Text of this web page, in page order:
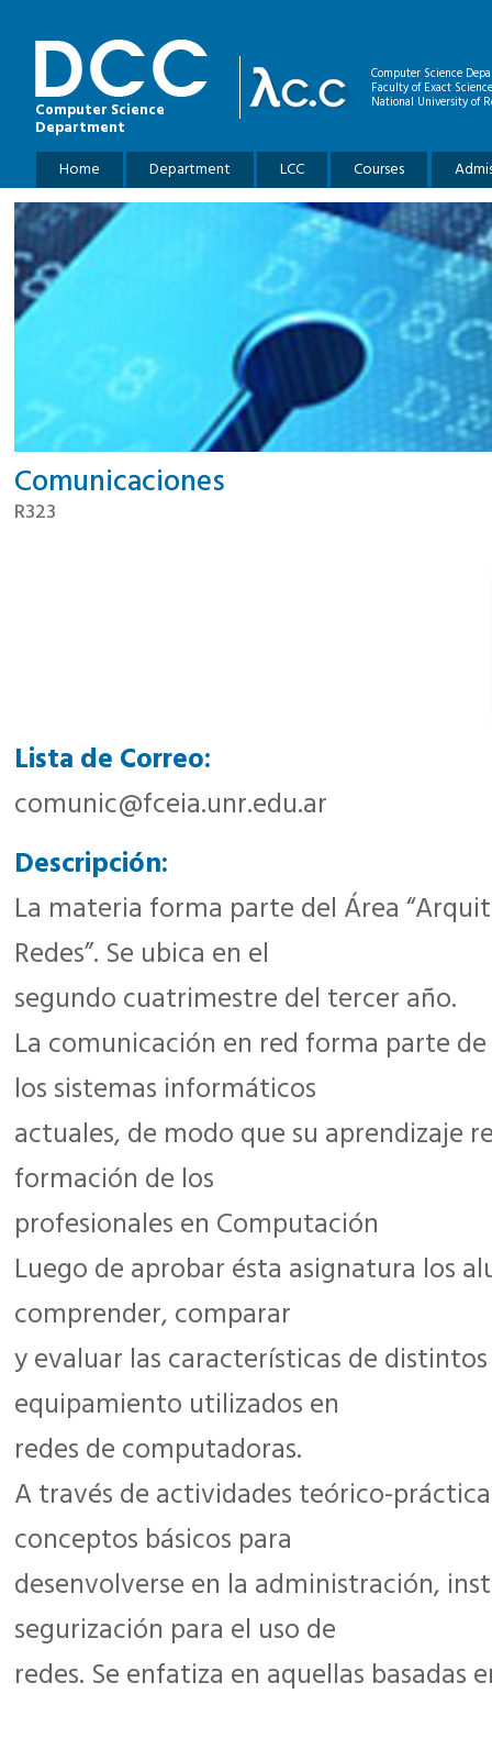
Computer Science
Department
Computer Science
Faculty of Exact
National University of
Main menu
Home Department LCC Courses
Comunicaciones
R323
Lista de Correo:
comunic@fceia.unr.edu.ar
Descripción:
La materia forma parte del Área
Redes”. Se ubica en el
segundo cuatrimestre del tercer año.
La comunicación en red forma parte
los sistemas informáticos
actuales, de modo que su aprendizaje
formación de los
profesionales en Computación
Luego de aprobar ésta asignatura los
comprender, comparar
y evaluar las características de
equipamiento utilizados en
redes de computadoras.
A través de actividades teórico-
conceptos básicos para
desenvolverse en la administración,
segurización para el uso de
redes. Se enfatiza en aquellas basadas